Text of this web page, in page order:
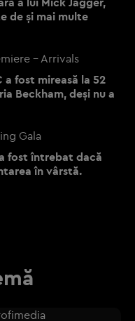
de și mai multe
a fost mireasă la 52
Beckham, deși nu a
fost întrebat dacă
în vârstă.